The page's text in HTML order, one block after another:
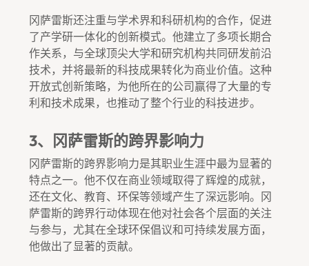
冈萨雷斯还注重与学术界和科研机构的合作，促进
了产学研一体化的创新模式。他建立了多项长期合
作关系，与全球顶尖大学和研究机构共同研发前沿
技术，并将最新的科技成果转化为商业价值。这种
开放式创新策略，为他所在的公司赢得了大量的专
利和技术成果，也推动了整个行业的科技进步。
3、冈萨雷斯的跨界影响力
冈萨雷斯的跨界影响力是其职业生涯中最为显著的
特点之一。他不仅在商业领域取得了辉煌的成就，
还在文化、教育、环保等领域产生了深远影响。冈
萨雷斯的跨界行动体现在他对社会各个层面的关注
与参与，尤其在全球环保倡议和可持续发展方面，
他做出了显著的贡献。